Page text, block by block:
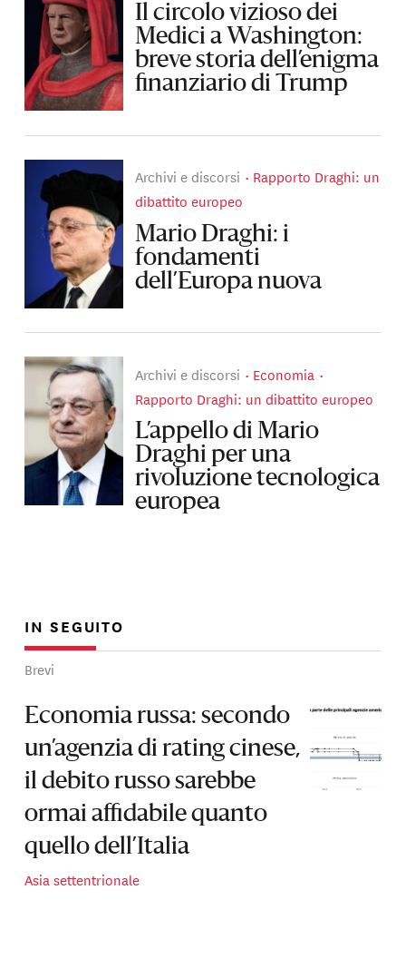
Il circolo vizioso dei
Medici a Washington:
breve storia dell’enigma
finanziario di Trump
Archivi e discorsi
Rapporto Draghi: un
dibattito europeo
Mario Draghi: i
fondamenti
dell’Europa nuova
Archivi e discorsi
Economia
Rapporto Draghi: un dibattito europeo
L’appello di Mario
Draghi per una
rivoluzione tecnologica
europea
IN SEGUITO
Brevi
Economia russa: secondo
un’agenzia di rating cinese,
il debito russo sarebbe
ormai affidabile quanto
quello dell’Italia
Asia settentrionale